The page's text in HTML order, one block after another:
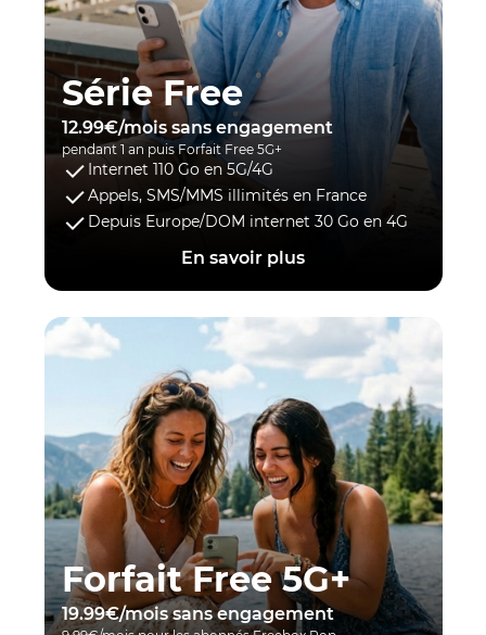
Série Free
12.99€/mois sans engagement
pendant 1 an puis Forfait Free 5G+
Internet 110 Go en 5G/4G
Appels, SMS/MMS illimités en France
Depuis Europe/DOM internet 30 Go en 4G
En savoir plus
Forfait Free 5G+
19.99€/mois sans engagement